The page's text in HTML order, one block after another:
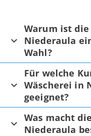
Warum ist
Niederaula
Wahl?
Für welche
Wäscherei in
geeignet?
Was macht
Niederaula